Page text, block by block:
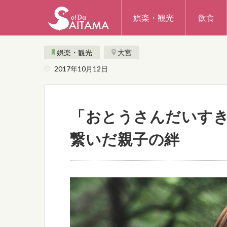
娯楽・観光 飲食
娯楽・観光
大宮
2017年10月12日
「おとうさんだいす
繋いだ親子の絆